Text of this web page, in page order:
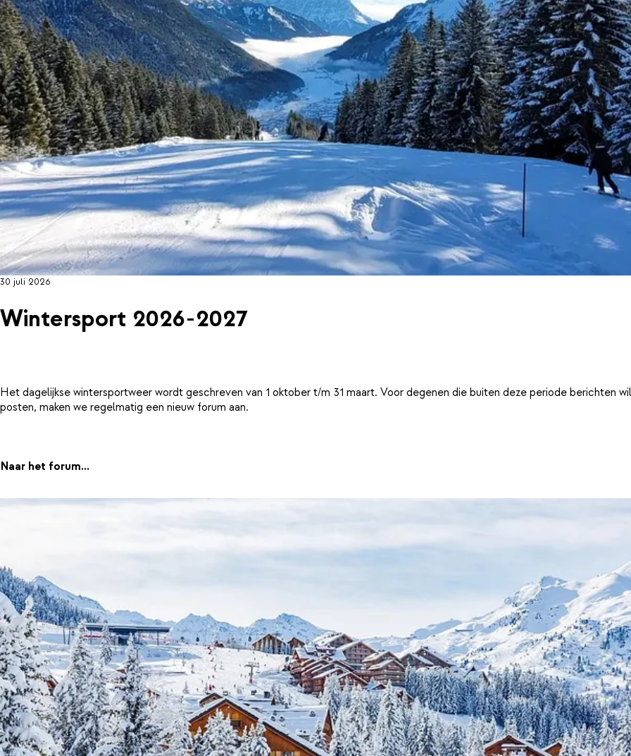
30 juli 2026
Wintersport 2026-2027
Het dagelijkse wintersportweer wordt geschreven van 1 oktober t/m 31 maart. Voor degenen die buiten deze periode berichten
posten, maken we regelmatig een nieuw forum aan.
Naar het forum...